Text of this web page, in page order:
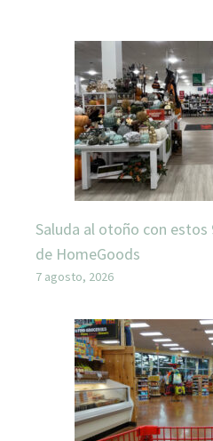
Saluda al otoño con estos
de HomeGoods
7 agosto, 2026